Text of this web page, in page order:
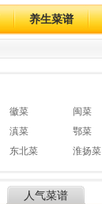
养生菜谱
徽菜 闽菜
滇菜 鄂菜
东北菜 淮扬菜
人气菜谱